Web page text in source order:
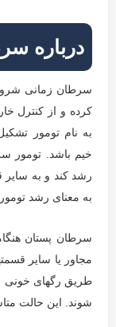
درباره
سرطان زمانی
کرده و از کنترل
به نام تومور
خیم باشد. تومور
رشد کند و به
به معنای رشد
سرطان پستان
مجاور یا سایر
طریق رگهای خونی
شوند. این حالت